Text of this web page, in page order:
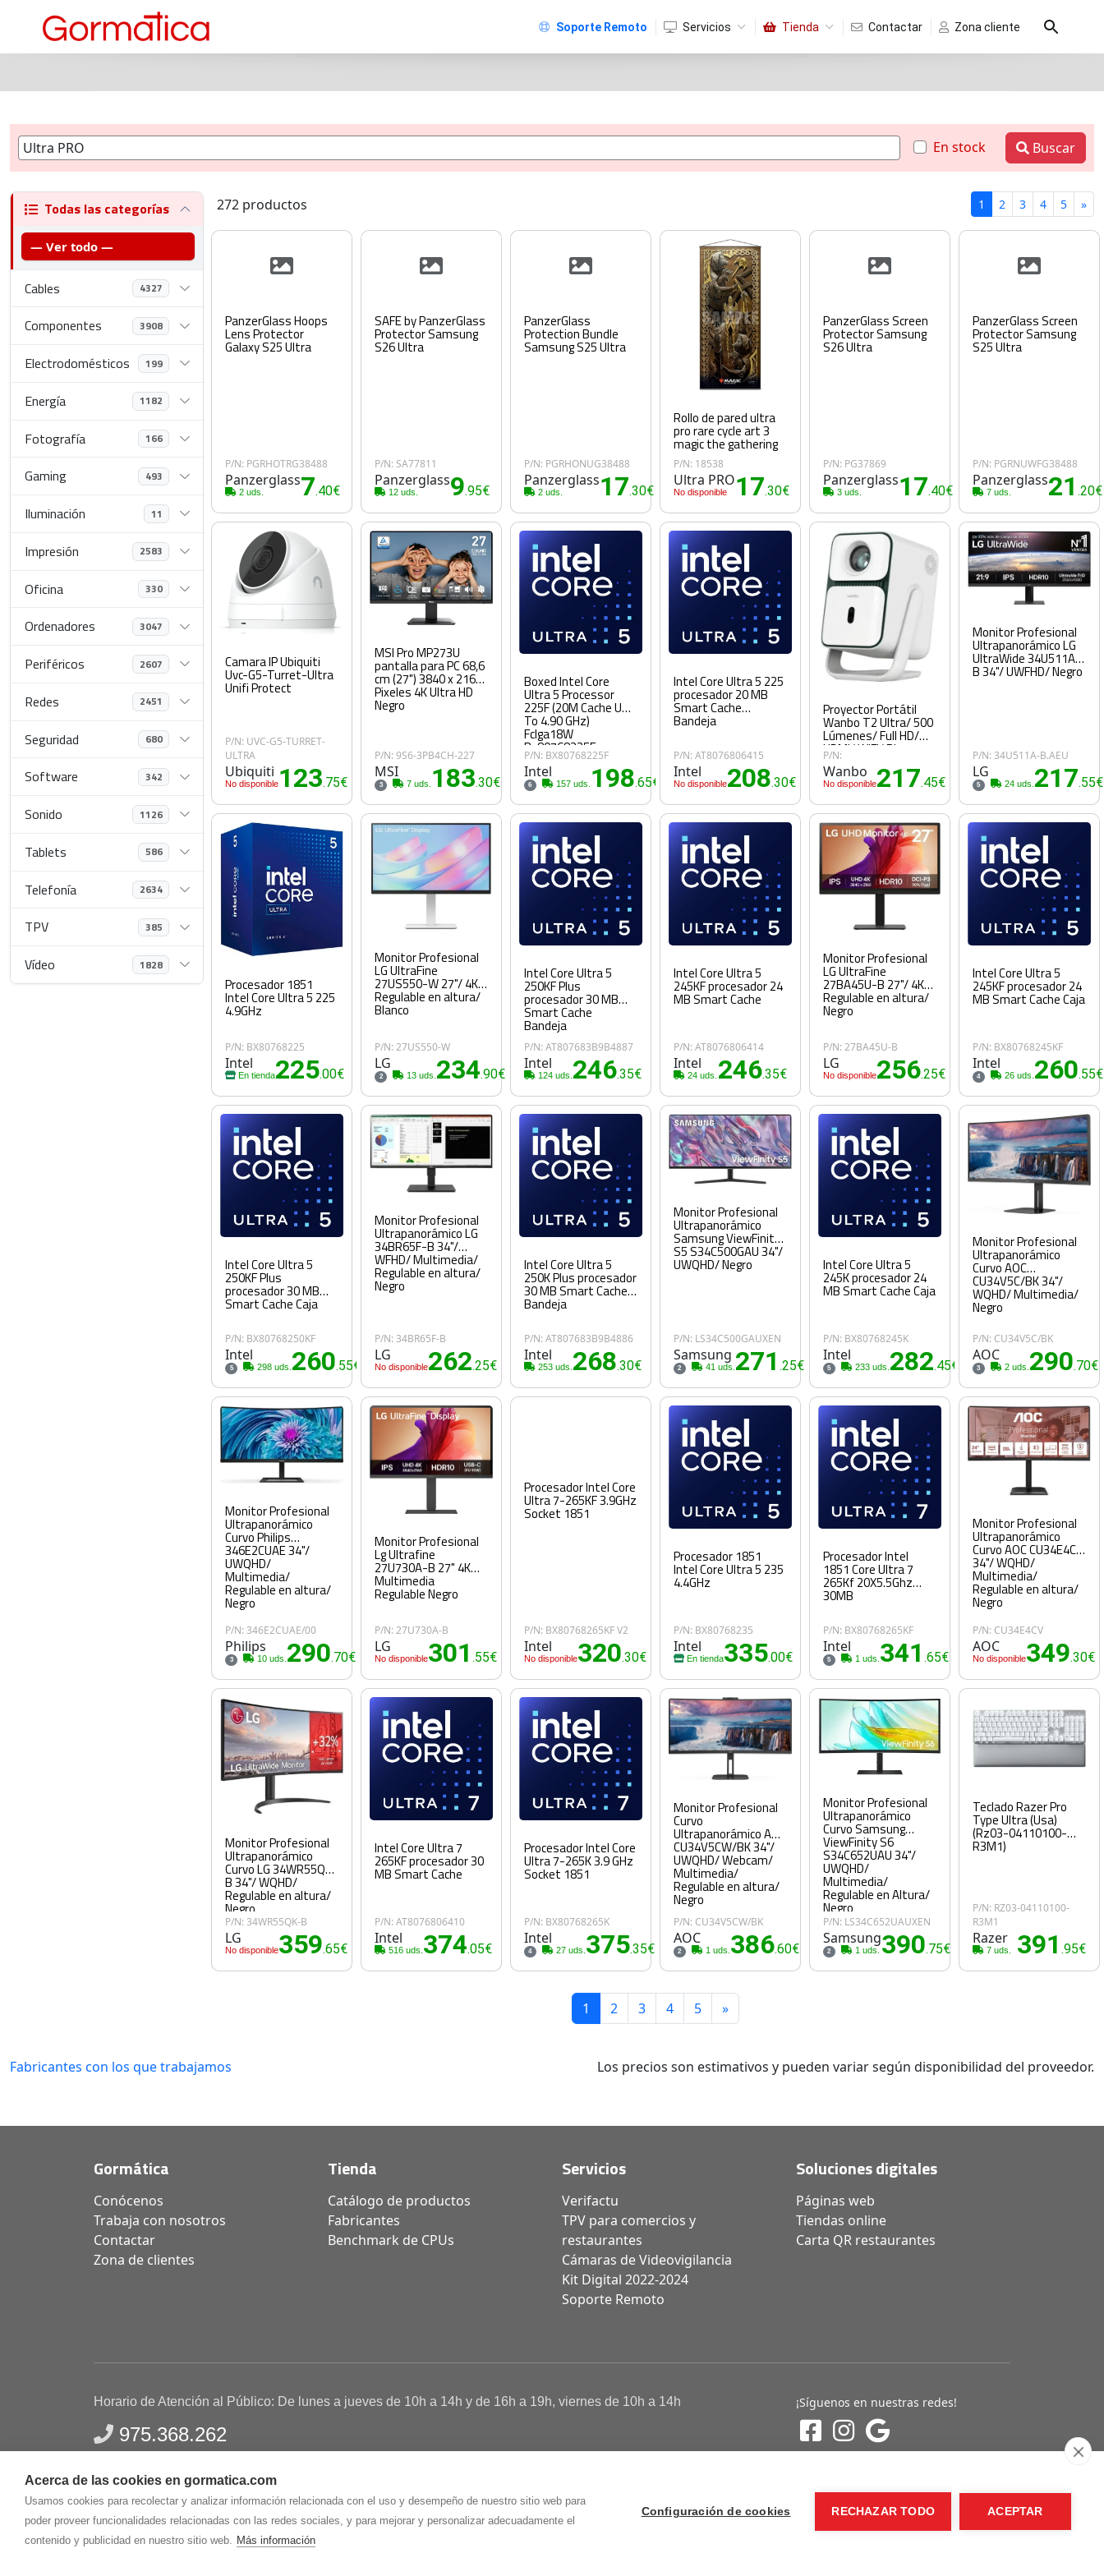
Acerca de las cookies en gormatica.com
Usamos cookies para recolectar y analizar información relacionada con el uso y desempeño de nuestro sitio web para
poder proveer funcionalidades relacionadas con las redes sociales, y para mejorar y personalizar adecuadamente el
contenido y publicidad en nuestro sitio web. Más información
Configuración de cookies RECHAZAR TODO ACEPTAR
Soporte Remoto Servicios Tienda Contactar Zona cliente
En stock Buscar
Todas las categorías
— Ver todo —
Cables 4327
Componentes 3908
Electrodomésticos 199
Energía 1182
Fotografía 166
Gaming 493
Iluminación 11
Impresión 2583
Oficina 330
Ordenadores 3047
Periféricos 2607
Redes 2451
Seguridad 680
Software 342
Sonido 1126
Tablets 586
Telefonía 2634
TPV 385
Vídeo 1828
272 productos 1 2 3 4 5 »
PanzerGlass Hoops
Lens Protector
Galaxy S25 Ultra
P/N: PGRHOTRG38488
Panzerglass
2 uds. 7.40€
SAFE by PanzerGlass
Protector Samsung
S26 Ultra
P/N: SA77811
Panzerglass
12 uds. 9.95€
PanzerGlass
Protection Bundle
Samsung S25 Ultra
P/N: PGRHONUG38488
Panzerglass
2 uds. 17.30€
Rollo de pared ultra
pro rare cycle art 3
magic the gathering
P/N: 18538
Ultra PRO
No disponible 17.30€
PanzerGlass Screen
Protector Samsung
S26 Ultra
P/N: PG37869
Panzerglass
3 uds. 17.40€
PanzerGlass Screen
Protector Samsung
S25 Ultra
P/N: PGRNUWFG38488
Panzerglass
7 uds. 21.20€
Camara IP Ubiquiti
Uvc-G5-Turret-Ultra
Unifi Protect
P/N: UVC-G5-TURRET-
ULTRA
Ubiquiti
No disponible123.75€
MSI Pro MP273U
pantalla para PC 68,6
cm (27") 3840 x 2160
Pixeles 4K Ultra HD
Negro
P/N: 9S6-3PB4CH-227
MSI
3 7 uds. 183.30€
Boxed Intel Core
Ultra 5 Processor
225F (20M Cache Up
To 4.90 GHz)
Fclga18W
Bx80768225F
99Cn9C
P/N: BX80768225F
Intel
6 157 uds. 198.65€
Intel Core Ultra 5 225
procesador 20 MB
Smart Cache
Bandeja
P/N: AT8076806415
Intel
No disponible208.30€
Proyector Portátil
Wanbo T2 Ultra/ 500
Lúmenes/ Full HD/
HDMI/ WiFi/ Blanco
P/N:
Wanbo
No disponible217.45€
Monitor Profesional
Ultrapanorámico LG
UltraWide 34U511A-
B 34"/ UWFHD/ Negro
P/N: 34U511A-B.AEU
LG
5 24 uds. 217.55€
Procesador 1851
Intel Core Ultra 5 225
4.9GHz
P/N: BX80768225
Intel
En tienda225.00€
Monitor Profesional
LG UltraFine
27US550-W 27"/ 4K/
Regulable en altura/
Blanco
P/N: 27US550-W
LG
2 13 uds. 234.90€
Intel Core Ultra 5
250KF Plus
procesador 30 MB
Smart Cache
Bandeja
P/N: AT807683B9B4887
Intel
124 uds. 246.35€
Intel Core Ultra 5
245KF procesador 24
MB Smart Cache
P/N: AT8076806414
Intel
24 uds. 246.35€
Monitor Profesional
LG UltraFine
27BA45U-B 27"/ 4K/
Regulable en altura/
Negro
P/N: 27BA45U-B
LG
No disponible256.25€
Intel Core Ultra 5
245KF procesador 24
MB Smart Cache Caja
P/N: BX80768245KF
Intel
4 26 uds. 260.55€
Intel Core Ultra 5
250KF Plus
procesador 30 MB
Smart Cache Caja
P/N: BX80768250KF
Intel
5 298 uds. 260.55€
Monitor Profesional
Ultrapanorámico LG
34BR65F-B 34"/
WFHD/ Multimedia/
Regulable en altura/
Negro
P/N: 34BR65F-B
LG
No disponible262.25€
Intel Core Ultra 5
250K Plus procesador
30 MB Smart Cache
Bandeja
P/N: AT807683B9B4886
Intel
253 uds. 268.30€
Monitor Profesional
Ultrapanorámico
Samsung ViewFinity
S5 S34C500GAU 34"/
UWQHD/ Negro
P/N: LS34C500GAUXEN
Samsung
2 41 uds. 271 .25€
Intel Core Ultra 5
245K procesador 24
MB Smart Cache Caja
P/N: BX80768245K
Intel
5 233 uds. 282.45€
Monitor Profesional
Ultrapanorámico
Curvo AOC
CU34V5C/BK 34"/
WQHD/ Multimedia/
Negro
P/N: CU34V5C/BK
AOC
3 2 uds. 290.70€
Monitor Profesional
Ultrapanorámico
Curvo Philips
346E2CUAE 34"/
UWQHD/
Multimedia/
Regulable en altura/
Negro
P/N: 346E2CUAE/00
Philips
3 10 uds. 290.70€
Monitor Profesional
Lg Ultrafine
27U730A-B 27" 4K
Multimedia
Regulable Negro
P/N: 27U730A-B
LG
No disponible301.55€
Procesador Intel Core
Ultra 7-265KF 3.9GHz
Socket 1851
P/N: BX80768265KF V2
Intel
No disponible320.30€
Procesador 1851
Intel Core Ultra 5 235
4.4GHz
P/N: BX80768235
Intel
En tienda335.00€
Procesador Intel
1851 Core Ultra 7
265Kf 20X5.5Ghz
30MB
P/N: BX80768265KF
Intel
5 1 uds. 341 .65€
Monitor Profesional
Ultrapanorámico
Curvo AOC CU34E4CV
34"/ WQHD/
Multimedia/
Regulable en altura/
Negro
P/N: CU34E4CV
AOC
No disponible349.30€
Monitor Profesional
Ultrapanorámico
Curvo LG 34WR55QK-
B 34"/ WQHD/
Regulable en altura/
Negro
P/N: 34WR55QK-B
LG
No disponible359.65€
Intel Core Ultra 7
265KF procesador 30
MB Smart Cache
P/N: AT8076806410
Intel
516 uds. 374.05€
Procesador Intel Core
Ultra 7-265K 3.9 GHz
Socket 1851
P/N: BX80768265K
Intel
4 27 uds. 375.35€
Monitor Profesional
Curvo
Ultrapanorámico AOC
CU34V5CW/BK 34"/
UWQHD/ Webcam/
Multimedia/
Regulable en altura/
Negro
P/N: CU34V5CW/BK
AOC
2 1 uds. 386.60€
Monitor Profesional
Ultrapanorámico
Curvo Samsung
ViewFinity S6
S34C652UAU 34"/
UWQHD/
Multimedia/
Regulable en Altura/
Negro
P/N: LS34C652UAUXEN
Samsung
2 1 uds. 390.75€
Teclado Razer Pro
Type Ultra (Usa)
(Rz03-04110100-
R3M1)
P/N: RZ03-04110100-
R3M1
Razer
7 uds. 391 .95€
1 2 3 4 5 »
Fabricantes con los que trabajamos Los precios son estimativos y pueden variar según disponibilidad del proveedor.
Gormática
Conócenos
Trabaja con nosotros
Contactar
Zona de clientes
Tienda
Catálogo de productos
Fabricantes
Benchmark de CPUs
Servicios
Verifactu
TPV para comercios y
restaurantes
Cámaras de Videovigilancia
Kit Digital 2022-2024
Soporte Remoto
Soluciones digitales
Páginas web
Tiendas online
Carta QR restaurantes
Horario de Atención al Público: De lunes a jueves de 10h a 14h y de 16h a 19h, viernes de 10h a 14h
975.368.262
Gormaz Informática S.L.C/ Soria, 2 - El Burgo de Osma (Soria)
¡Síguenos en nuestras redes!